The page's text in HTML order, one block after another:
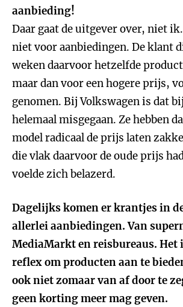
aanbieding!
Daar gaat de uitgever over, niet
niet voor aanbiedingen. De klant
weken daarvoor hetzelfde
maar dan voor een hogere prijs,
genomen. Bij Volkswagen is dat
helemaal misgegaan. Ze hebben
model radicaal de prijs laten
die vlak daarvoor de oude prijs
voelde zich belazerd.
Dagelijks komen er krantjes in
allerlei aanbiedingen. Van
MediaMarkt en reisbureaus. Het
reflex om producten aan te
ook niet zomaar van af door te
geen korting meer mag geven.